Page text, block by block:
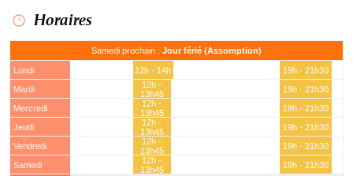
Horaires
Samedi prochain : Jour férié (Assomption)
Lundi 12h - 14h
19h - 21h30
Mardi
12h -
13h45
19h - 21h30
Mercredi
12h -
13h45
19h - 21h30
Jeudi
12h -
13h45
19h - 21h30
Vendredi
12h -
13h45
19h - 21h30
Samedi
12h -
13h45
19h - 21h30